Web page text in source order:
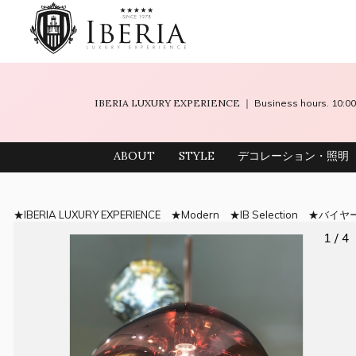
IBERIA LUXURY EXPERIENCE ｜ Business hours.
ABOUT STYLE デコレーション・照明
IBERIA LUXURY EXPERIENCE Modern IB Selection バイヤ
1 / 4